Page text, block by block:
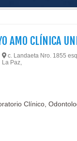
AMO CLÍNICA
c. Landaeta Nro. 1855
La Paz,
Clínico,